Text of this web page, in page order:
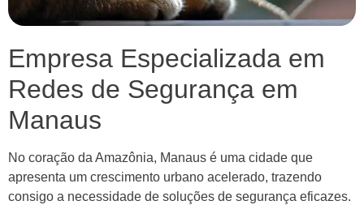
Empresa Especializada em
Redes de Segurança em
Manaus
No coração da Amazônia, Manaus é uma cidade que
apresenta um crescimento urbano acelerado, trazendo
consigo a necessidade de soluções de segurança eficazes.